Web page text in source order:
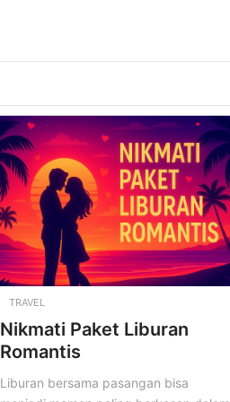
TRAVEL
Nikmati Paket Liburan
Romantis
Liburan bersama pasangan bisa